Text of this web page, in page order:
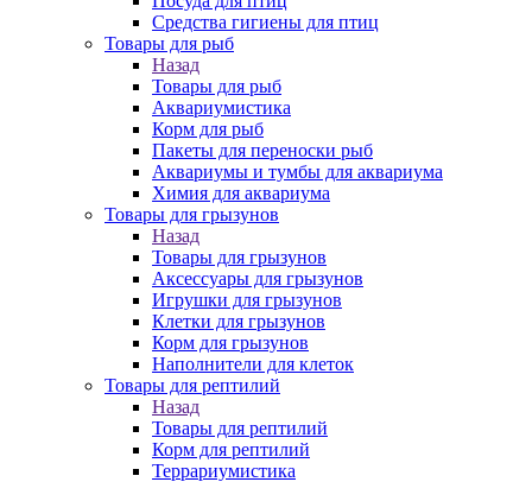
Средства гигиены для птиц
Товары для рыб
Назад
Товары для рыб
Аквариумистика
Корм для рыб
Пакеты для переноски рыб
Аквариумы и тумбы для аквариума
Химия для аквариума
Товары для грызунов
Назад
Товары для грызунов
Аксессуары для грызунов
Игрушки для грызунов
Клетки для грызунов
Корм для грызунов
Наполнители для клеток
Товары для рептилий
Назад
Товары для рептилий
Корм для рептилий
Террариумистика